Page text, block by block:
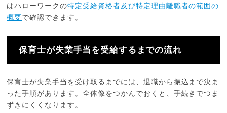
はハローワークの特定受給資格者及び特定理由離職者の範囲の
概要で確認できます。
保育士が失業手当を受給するまでの流れ
保育士が失業手当を受け取るまでには、退職から振込まで決ま
った手順があります。全体像をつかんでおくと、手続きでつま
ずきにくくなります。